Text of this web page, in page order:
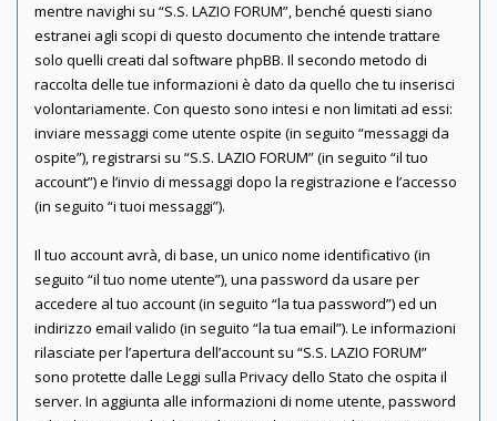
mentre navighi su “S.S. LAZIO FORUM”, benché questi siano
estranei agli scopi di questo documento che intende trattare
solo quelli creati dal software phpBB. Il secondo metodo di
raccolta delle tue informazioni è dato da quello che tu inserisci
volontariamente. Con questo sono intesi e non limitati ad essi:
inviare messaggi come utente ospite (in seguito “messaggi da
ospite”), registrarsi su “S.S. LAZIO FORUM” (in seguito “il tuo
account”) e l’invio di messaggi dopo la registrazione e l’accesso
(in seguito “i tuoi messaggi”).
Il tuo account avrà, di base, un unico nome identificativo (in
seguito “il tuo nome utente”), una password da usare per
accedere al tuo account (in seguito “la tua password”) ed un
indirizzo email valido (in seguito “la tua email”). Le informazioni
rilasciate per l’apertura dell’account su “S.S. LAZIO FORUM”
sono protette dalle Leggi sulla Privacy dello Stato che ospita il
server. In aggiunta alle informazioni di nome utente, password